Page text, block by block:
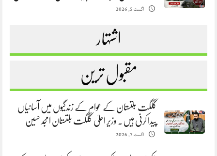
اگست 5, 2026
اشتہار
مقبول ترین
گلگت بلتستان کے عوام کے زندگیوں میں آسانیاں
پیدا کرنی ہیں. وزیر اعلیٰ گلگت بلتستان امجد حسین
اگست 7, 2026